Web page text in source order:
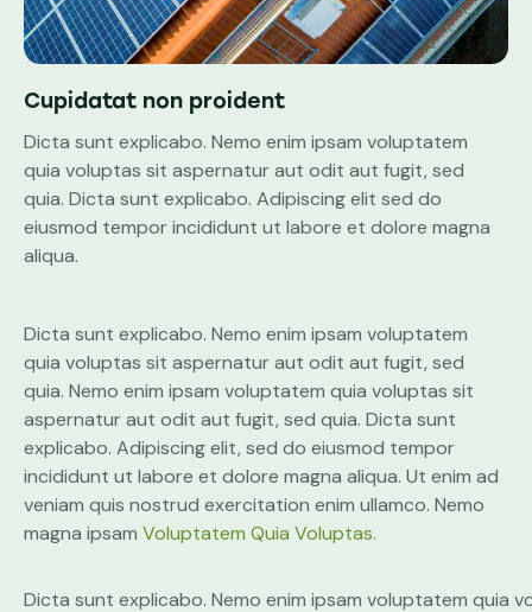
Cupidatat non proident
Dicta sunt explicabo. Nemo enim ipsam voluptatem
quia voluptas sit aspernatur aut odit aut fugit, sed
quia. Dicta sunt explicabo. Adipiscing elit sed do
eiusmod tempor incididunt ut labore et dolore magna
aliqua.
Dicta sunt explicabo. Nemo enim ipsam voluptatem
quia voluptas sit aspernatur aut odit aut fugit, sed
quia. Nemo enim ipsam voluptatem quia voluptas sit
aspernatur aut odit aut fugit, sed quia. Dicta sunt
explicabo. Adipiscing elit, sed do eiusmod tempor
incididunt ut labore et dolore magna aliqua. Ut enim ad
veniam quis nostrud exercitation enim ullamco. Nemo
magna ipsam Voluptatem Quia Voluptas.
Dicta sunt explicabo. Nemo enim ipsam voluptatem quia